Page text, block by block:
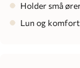
Holder små
Lun og